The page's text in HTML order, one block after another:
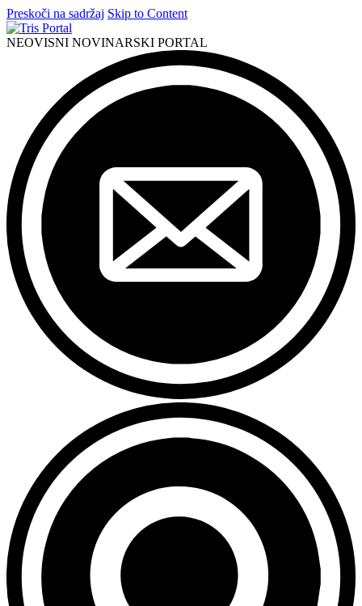
Preskoči na sadržaj Skip to Content
NEOVISNI NOVINARSKI PORTAL